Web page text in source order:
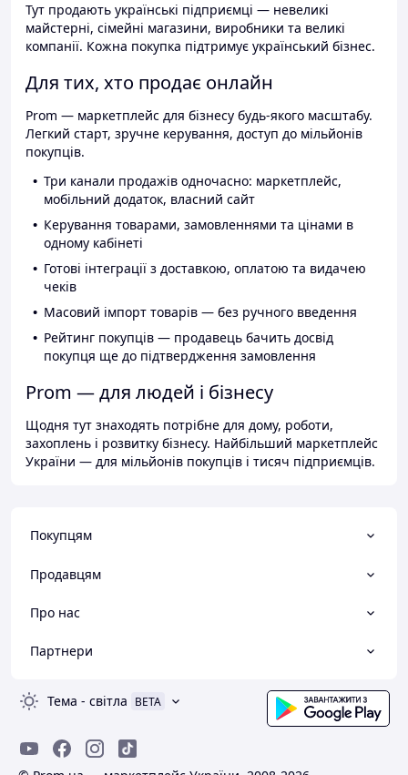
Тут продають українські підприємці — невеликі
майстерні, сімейні магазини, виробники та великі
компанії. Кожна покупка підтримує український бізнес.
Для тих, хто продає онлайн
Prom — маркетплейс для бізнесу будь-якого масштабу.
Легкий старт, зручне керування, доступ до мільйонів
покупців.
Три канали продажів одночасно: маркетплейс,
мобільний додаток, власний сайт
Керування товарами, замовленнями та цінами в
одному кабінеті
Готові інтеграції з доставкою, оплатою та видачею
чеків
Масовий імпорт товарів — без ручного введення
Рейтинг покупців — продавець бачить досвід
покупця ще до підтвердження замовлення
Prom — для людей і бізнесу
Щодня тут знаходять потрібне для дому, роботи,
захоплень і розвитку бізнесу. Найбільший маркетплейс
України — для мільйонів покупців і тисяч підприємців.
Покупцям
Продавцям
Про нас
Партнери
Тема - світла BETA